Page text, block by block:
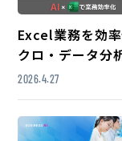
Excel業務を効
クロ・データ分
2026.4.27